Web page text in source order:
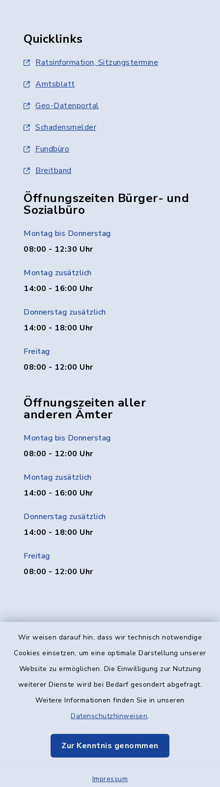
Wir weisen darauf hin, dass wir technisch notwendige
Cookies einsetzen, um eine optimale Darstellung unserer
Website zu ermöglichen. Die Einwilligung zur Nutzung
weiterer Dienste wird bei Bedarf gesondert abgefragt.
Weitere Informationen finden Sie in unseren
Datenschutzhinweisen.
Zur Kenntnis genommen
Impressum
Quicklinks
Ratsinformation, Sitzungstermine
Amtsblatt
Geo-Datenportal
Schadensmelder
Fundbüro
Breitband
Öffnungszeiten Bürger- und
Sozialbüro
Montag bis Donnerstag
08:00 - 12:30 Uhr
Montag zusätzlich
14:00 - 16:00 Uhr
Donnerstag zusätzlich
14:00 - 18:00 Uhr
Freitag
08:00 - 12:00 Uhr
Öffnungszeiten aller
anderen Ämter
Montag bis Donnerstag
08:00 - 12:00 Uhr
Montag zusätzlich
14:00 - 16:00 Uhr
Donnerstag zusätzlich
14:00 - 18:00 Uhr
Freitag
08:00 - 12:00 Uhr
Kontakt
Datenschutz
Elektronische Kommunikation
Sitemap